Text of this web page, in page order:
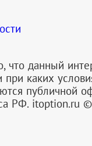
данный
каких
публичной
РФ. itoption.ru